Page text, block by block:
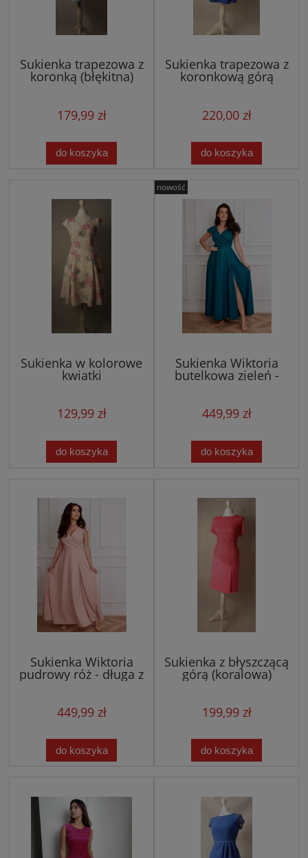
Sukienka trapezowa z
koronką (błękitna)
179,99 zł
do koszyka
Sukienka trapezowa z
koronkową górą
(chaber)
220,00 zł
do koszyka
Sukienka w kolorowe
kwiatki
129,99 zł
do koszyka
Sukienka Wiktoria
butelkowa zieleń -
449,99 zł
do koszyka
nowość
Sukienka Wiktoria
pudrowy róż - długa z
rozcięciem,
449,99 zł
do koszyka
Sukienka z błyszczącą
górą (koralowa)
199,99 zł
do koszyka